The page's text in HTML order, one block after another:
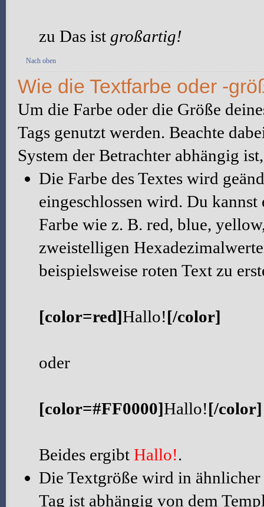
zu Das ist großartig!
Nach oben
Wie die Textfarbe oder -
Um die Farbe oder die Größe
Tags genutzt werden. Beachte
System der Betrachter abhängig
Die Farbe des Textes wird
eingeschlossen wird. Du
Farbe wie z. B. red, blue,
zweistelligen
beispielsweise roten Text zu
[color=red]Hallo![/color]
oder
[color=#FF0000]Hallo![/color]
Beides ergibt Hallo!.
Die Textgröße wird in
Tag ist abhängig von dem